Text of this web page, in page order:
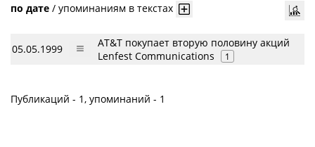
по дате / упоминаниям в текстах
05.05.1999
AT&T покупает вторую половину акций
Lenfest Communications
1
Публикаций - 1, упоминаний - 1